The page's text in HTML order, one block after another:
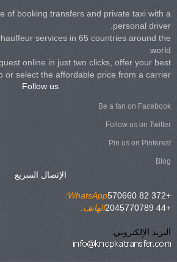
of booking transfers and private taxi with a
personal driver.
services in 65 countries around the
world.
online in just two clicks, offer your best
or select the affordable price from a carrier.
Follow us
Be a fan on Facebook
Follow us on Twitter
Pin us on Pinterest
Blog
الإتصال السريع
WhatsApp:
+372 82 570660
الهاتف:
+44 2045770789
البريد الإلكتروني: